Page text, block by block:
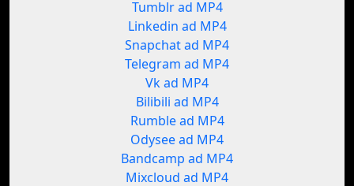
Tumblr ad MP4
Linkedin ad MP4
Snapchat ad MP4
Telegram ad MP4
Vk ad MP4
Bilibili ad MP4
Rumble ad MP4
Odysee ad MP4
Bandcamp ad MP4
Mixcloud ad MP4